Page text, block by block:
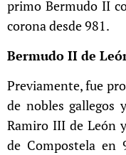
primo Bermudo II
corona desde 981.
Bermudo II de
Previamente, fue
de nobles gallegos
Ramiro III de León
de Compostela en